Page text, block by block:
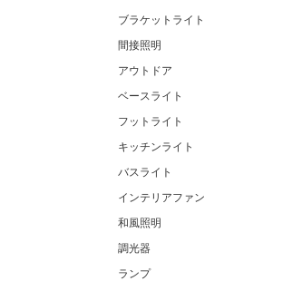
ブラケットライト
間接照明
アウトドア
ベースライト
フットライト
キッチンライト
バスライト
インテリアファン
和風照明
調光器
ランプ